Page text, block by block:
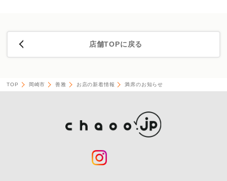
店舗TOPに戻る
TOP 岡崎市 善雅 お店の新着情報 満席のお知らせ